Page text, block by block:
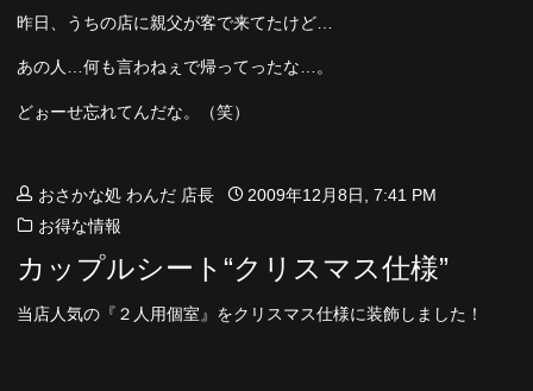
昨日、うちの店に親父が客で来てたけど…
あの人…何も言わねぇで帰ってったな…。
どぉーせ忘れてんだな。（笑）
おさかな処 わんだ 店長
2009年12月8日, 7:41 PM
お得な情報
カップルシート“クリスマス仕様”
当店人気の『２人用個室』をクリスマス仕様に装飾しました！